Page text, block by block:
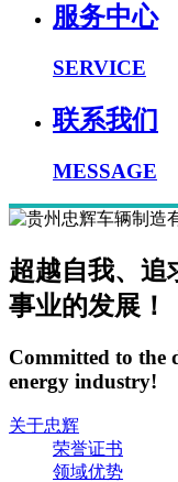
服务中心
SERVICE
联系我们
MESSAGE
超越自我、追
事业的发展！
Committed to the
energy industry!
关于忠辉
荣誉证书
领域优势